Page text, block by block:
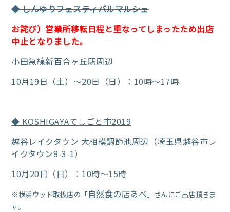
◆ しんゆりフェスティバルマルシェ
お詫び）営業所移転日程と重なってしまったため出店
中止となりました。
小田急線新百合ヶ丘駅周辺
10月19日（土）～20日（日）：10時～17時
◆ KOSHIGAYAてしごと市2019
越谷レイクタウン 大相模調節池周辺（埼玉県越谷市レ
イクタウン8-3-1）
10月20日（日）：10時～15時
※横浜ウッド取扱店の「自然食の店あべ 」さんにご出店頂きま
す。